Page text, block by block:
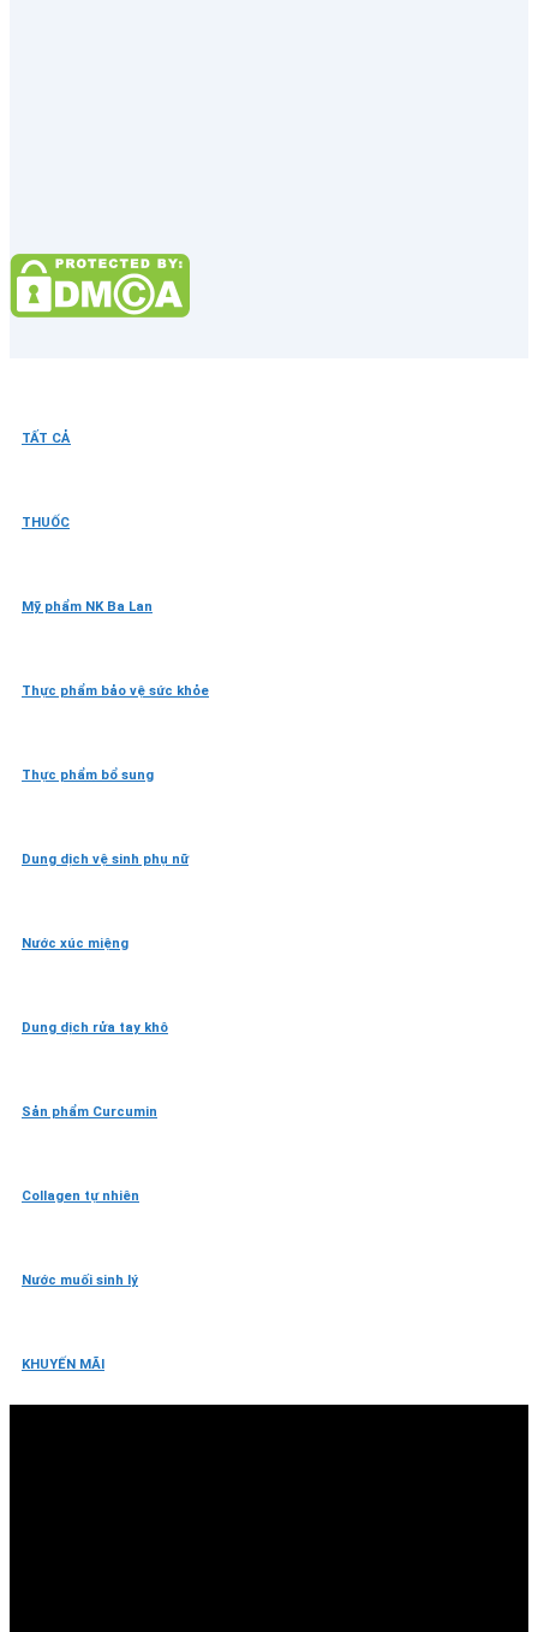
TẤT CẢ
THUỐC
Mỹ phẩm NK Ba Lan
Thực phẩm bảo vệ sức khỏe
Thực phẩm bổ sung
Dung dịch vệ sinh phụ nữ
Nước xúc miệng
Dung dịch rửa tay khô
Sản phẩm Curcumin
Collagen tự nhiên
Nước muối sinh lý
KHUYẾN MÃI